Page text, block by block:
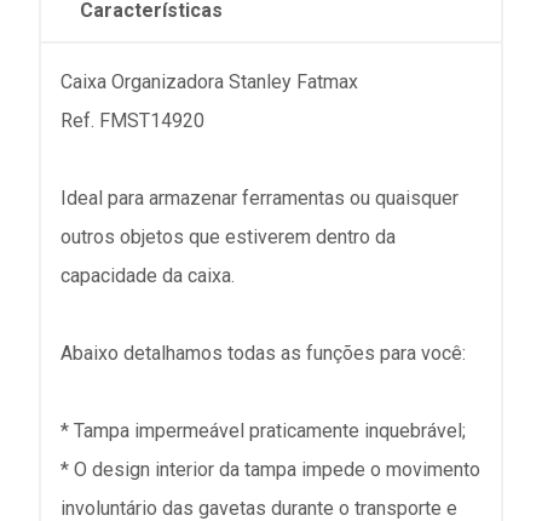
Características
Caixa Organizadora Stanley Fatmax
Ref. FMST14920
Ideal para armazenar ferramentas ou quaisquer
outros objetos que estiverem dentro da
capacidade da caixa.
Abaixo detalhamos todas as funções para você:
* Tampa impermeável praticamente inquebrável;
* O design interior da tampa impede o movimento
involuntário das gavetas durante o transporte e